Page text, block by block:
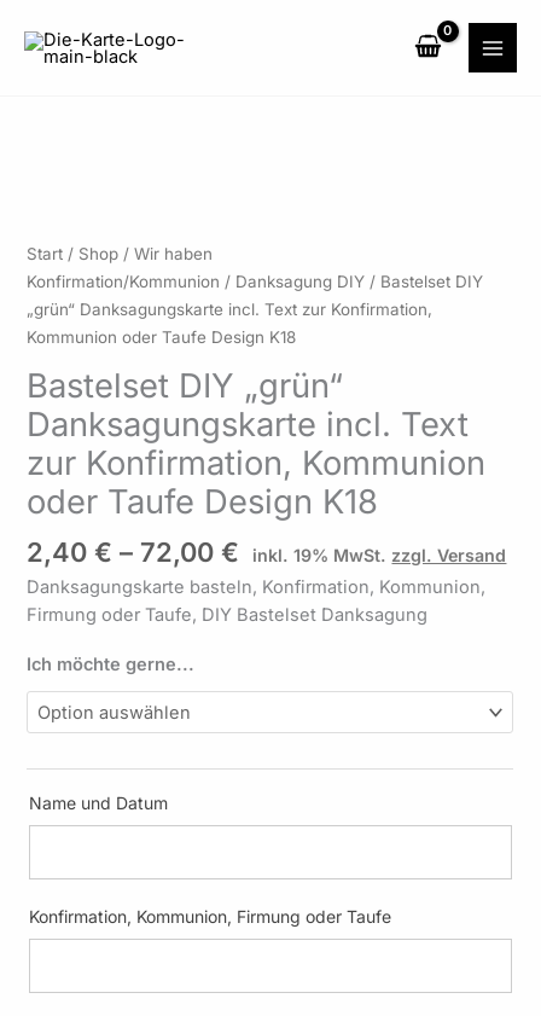
Inhalt
springen
Start / Shop /Wir haben
Konfirmation/Kommunion / Danksagung DIY / Bastelset DIY
„grün“ Danksagungskarte incl. Text zur Konfirmation,
Kommunion oder Taufe Design K18
Bastelset DIY „grün“
Danksagungskarte incl. Text
zur Konfirmation, Kommunion
oder Taufe Design K18
2,40€ – 72,00€
2,40 €
bis
72,00 €
inkl. 19% MwSt. zzgl. Versand
Danksagungskarte basteln, Konfirmation, Kommunion,
Firmung oder Taufe, DIY Bastelset Danksagung
Ich möchte gerne...
Name und Datum
Konfirmation, Kommunion, Firmung oder Taufe
Bastelset
DIY
"grün"
Danksagungskarte
Text
zur
Konfirmation,
Kommunion
oder
Design
K18
Menge